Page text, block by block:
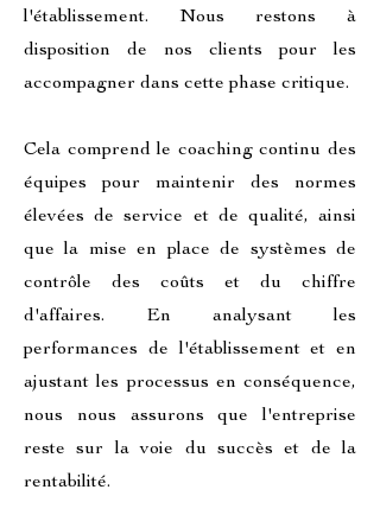
l'établissement. Nous restons à
disposition de nos clients pour les
accompagner dans cette phase critique.
Cela comprend le coaching continu des
équipes pour maintenir des normes
élevées de service et de qualité, ainsi
que la mise en place de systèmes de
contrôle des coûts et du chiffre
d'affaires. En analysant les
performances de l'établissement et en
ajustant les processus en conséquence,
nous nous assurons que l'entreprise
reste sur la voie du succès et de la
rentabilité.